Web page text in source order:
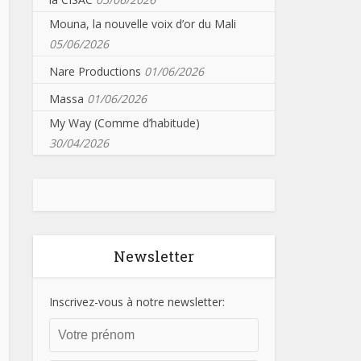
Mouna, la nouvelle voix d’or du Mali
05/06/2026
Nare Productions 01/06/2026
Massa 01/06/2026
My Way (Comme d’habitude)
30/04/2026
Newsletter
Inscrivez-vous à notre newsletter: